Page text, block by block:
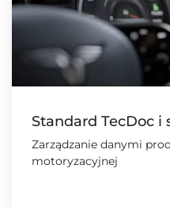
Standard TecDoc i
Zarządzanie danymi
motoryzacyjnej